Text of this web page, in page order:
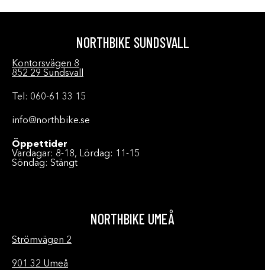
NORTHBIKE SUNDSVALL
Kontorsvägen 8
852 29 Sundsvall
Tel: 060-61 33 15
info@northbike.se
Öppettider
Vardagar: 8-18, Lördag: 11-15
Söndag: Stängt
NORTHBIKE UMEÅ
Strömvägen 2
901 32 Umeå